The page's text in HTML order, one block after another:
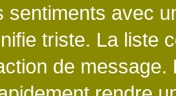
sentiments avec
triste. La liste
de